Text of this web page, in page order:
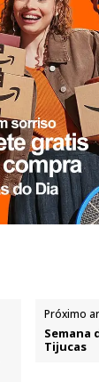
Próximo
Semana
Tijucas